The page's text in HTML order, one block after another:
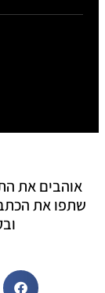
אוהבים את
שתפו את